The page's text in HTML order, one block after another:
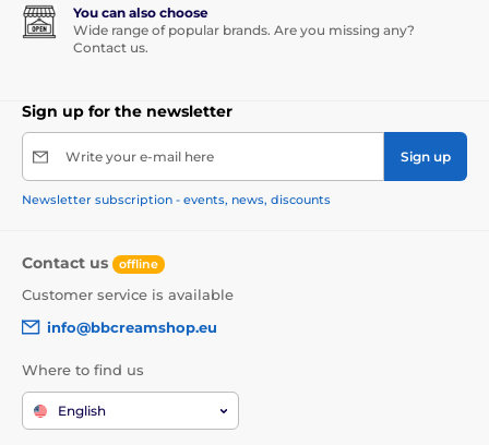
You can also choose
Wide range of popular brands. Are you missing any?
Contact us.
Sign up for the newsletter
Write your e-mail here Sign up
Newsletter subscription - events, news, discounts
Contact us offline
Customer service is available
info@bbcreamshop.eu
Where to find us
English